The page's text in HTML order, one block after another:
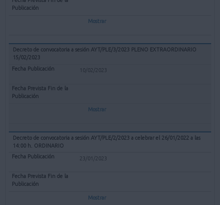
Mostrar
Decreto de convocatoria a sesión AYT/PLE/3/2023 PLENO EXTRAORDINARIO
15/02/2023
10/02/2023
Mostrar
Decreto de convocatoria a sesión AYT/PLE/2/2023 a celebrar el 26/01/2022 a las
14:00 h. ORDINARIO
23/01/2023
Mostrar